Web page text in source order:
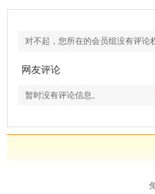
对不起，您所在的会员组没有评论
网友评论
暂时没有评论信息。